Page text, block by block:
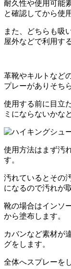
耐久性や使用可能
と確認してから使
また、どちらも吸
屋外などで利用す
革靴やキルトなど
プレーがありそち
使用する前に目立
ミにならないかな
使用方法はまず汚
す。
汚れているとその
になるので汚れが
靴の場合はインソ
から塗布します。
カバンなど素材が
グをします。
全体へスプレーを